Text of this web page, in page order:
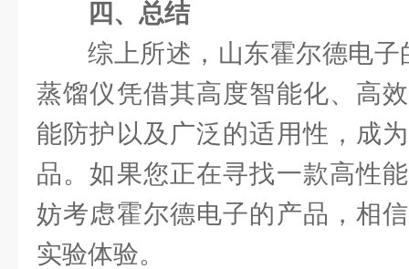
四、总结
综上所述，山东霍尔德电
蒸馏仪凭借其高度智能化、高
能防护以及广泛的适用性，成
品。如果您正在寻找一款高性
妨考虑霍尔德电子的产品，相
实验体验。